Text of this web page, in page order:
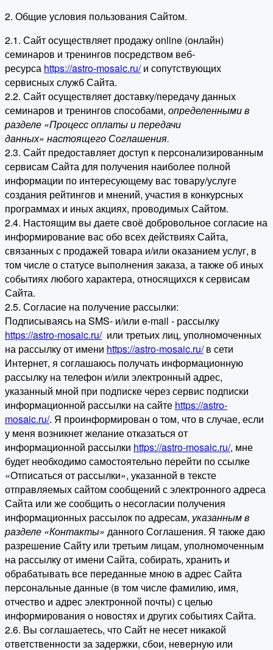
2. Общие условия пользования Сайтом.
2.1. Сайт осуществляет продажу online (онлайн)
семинаров и тренингов посредством веб-
ресурса https://astro-mosaic.ru/и сопутствующих
сервисных служб Сайта.
2.2. Сайт осуществляет доставку/передачу данных
семинаров и тренингов способами, определенными в
разделе «Процесс оплаты и передачи
данных» настоящего Соглашения.
2.3. Сайт предоставляет доступ к персонализированным
сервисам Сайта для получения наиболее полной
информации по интересующему вас товару/услуге
создания рейтингов и мнений, участия в конкурсных
программах и иных акциях, проводимых Сайтом.
2.4. Настоящим вы даете своё добровольное согласие на
информирование вас обо всех действиях Сайта,
связанных с продажей товара и/или оказанием услуг, в
том числе о статусе выполнения заказа, а также об иных
событиях любого характера, относящихся к сервисам
Сайта.
2.5. Согласие на получение рассылки:
Подписываясь на SMS- и/или e-mail - рассылку
https://astro-mosaic.ru/или третьих лиц, уполномоченных
на рассылку от имени https://astro-mosaic.ru/в сети
Интернет, я соглашаюсь получать информационную
рассылку на телефон и/или электронный адрес,
указанный мной при подписке через сервис подписки
информационной рассылки на сайте https://astro-
mosaic.ru/. Я проинформирован о том, что в случае, если
у меня возникнет желание отказаться от
информационной рассылки https://astro-mosaic.ru/, мне
будет необходимо самостоятельно перейти по ссылке
«Отписаться от рассылки», указанной в тексте
отправляемых сайтом сообщений с электронного адреса
Сайта или же сообщить о несогласии получения
информационных рассылок по адресам, указанным в
разделе «Контакты» данного Соглашения. Я также даю
разрешение Сайту или третьим лицам, уполномоченным
на рассылку от имени Сайта, собирать, хранить и
обрабатывать все переданные мною в адрес Сайта
персональные данные (в том числе фамилию, имя,
отчество и адрес электронной почты) с целью
информирования о новостях и других событиях Сайта.
2.6. Вы соглашаетесь, что Сайт не несет никакой
ответственности за задержки, сбои, неверную или